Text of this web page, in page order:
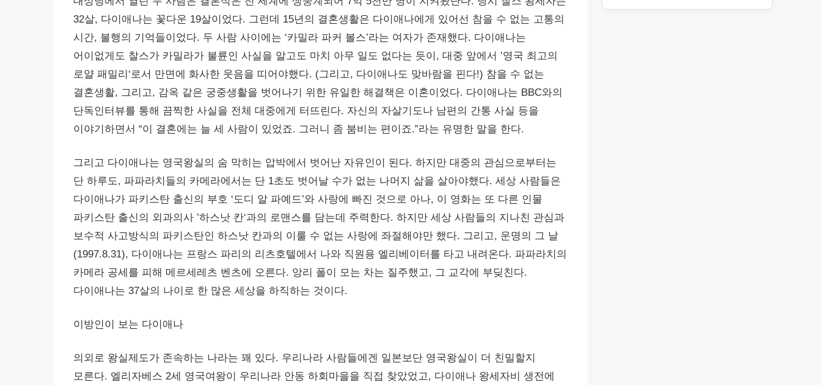
32살, 다이애나는 꽃다운 19살이었다. 그런데 15년의 결혼생활은 다이애나에게 있어선 참을 수 없는 고통의
시간, 불행의 기억들이었다. 두 사람 사이에는 ‘카밀라 파커 볼스’라는 여자가 존재했다. 다이애나는
어이없게도 찰스가 카밀라가 불륜인 사실을 알고도 마치 아무 일도 없다는 듯이, 대중 앞에서 ’영국 최고의
로얄 패밀리‘로서 만면에 화사한 웃음을 띠어야했다. (그리고, 다이애나도 맞바람을 핀다!) 참을 수 없는
결혼생활, 그리고, 감옥 같은 궁중생활을 벗어나기 위한 유일한 해결책은 이혼이었다. 다이애나는 BBC와의
단독인터뷰를 통해 끔찍한 사실을 전체 대중에게 터뜨린다. 자신의 자살기도나 남편의 간통 사실 등을
이야기하면서 “이 결혼에는 늘 세 사람이 있었죠. 그러니 좀 붐비는 편이죠.”라는 유명한 말을 한다.
그리고 다이애나는 영국왕실의 숨 막히는 압박에서 벗어난 자유인이 된다. 하지만 대중의 관심으로부터는
단 하루도, 파파라치들의 카메라에서는 단 1초도 벗어날 수가 없는 나머지 삶을 살아야했다. 세상 사람들은
다이애나가 파키스탄 출신의 부호 ‘도디 알 파예드’와 사랑에 빠진 것으로 아나, 이 영화는 또 다른 인물
파키스탄 출신의 외과의사 ’하스낫 칸‘과의 로맨스를 담는데 주력한다. 하지만 세상 사람들의 지나친 관심과
보수적 사고방식의 파키스탄인 하스낫 칸과의 이룰 수 없는 사랑에 좌절해야만 했다. 그리고, 운명의 그 날
(1997.8.31), 다이애나는 프랑스 파리의 리츠호텔에서 나와 직원용 엘리베이터를 타고 내려온다. 파파라치의
카메라 공세를 피해 메르세레츠 벤츠에 오른다. 앙리 폴이 모는 차는 질주했고, 그 교각에 부딪친다.
다이애나는 37살의 나이로 한 많은 세상을 하직하는 것이다.
이방인이 보는 다이애나
의외로 왕실제도가 존속하는 나라는 꽤 있다. 우리나라 사람들에겐 일본보단 영국왕실이 더 친밀할지
모른다. 엘리자베스 2세 영국여왕이 우리나라 안동 하회마을을 직접 찾았었고, 다이애나 왕세자비 생전에